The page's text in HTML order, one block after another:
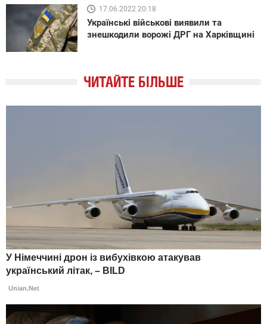
17.06.2022 20:18
Українські військові виявили та
знешкодили ворожі ДРГ на Харківщині
ЧИТАЙТЕ БІЛЬШЕ